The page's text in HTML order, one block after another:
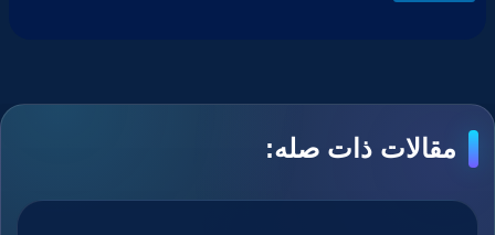
مقالات ذات صله: